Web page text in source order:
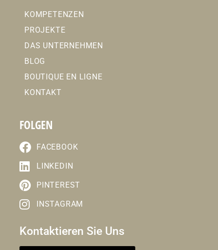
KOMPETENZEN
PROJEKTE
DAS UNTERNEHMEN
BLOG
BOUTIQUE EN LIGNE
KONTAKT
FOLGEN
FACEBOOK
LINKEDIN
PINTEREST
INSTAGRAM
Kontaktieren Sie Uns